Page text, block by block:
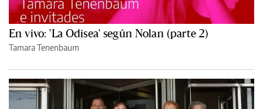
En vivo: 'La Odisea' según Nolan (parte 2)
Tamara Tenenbaum